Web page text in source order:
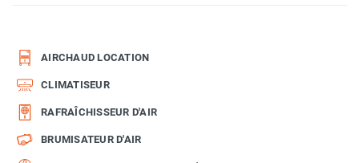
AIRCHAUD LOCATION
CLIMATISEUR
RAFRAÎCHISSEUR D'AIR
BRUMISATEUR D'AIR